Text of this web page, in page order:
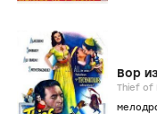
Вор